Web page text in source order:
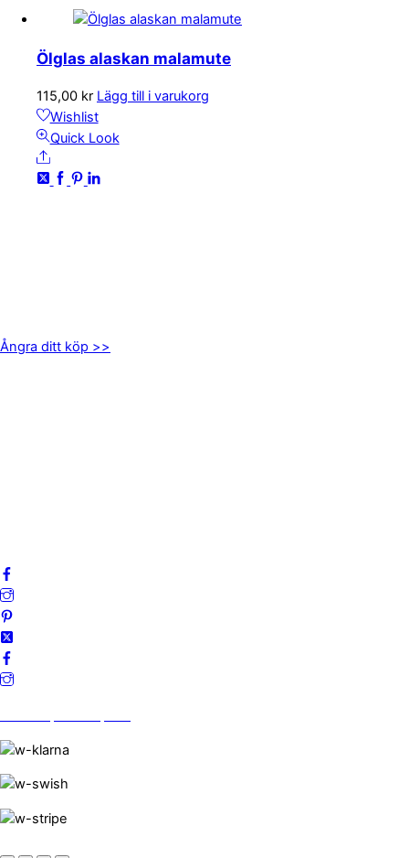
Ölglas alaskan malamute
115,00 kr Lägg till i varukorg
Wishlist
Quick Look
Share
Ångra ditt köp >>